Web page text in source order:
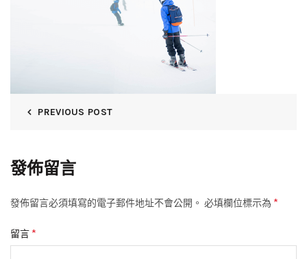
PREVIOUS POST
發佈留言
發佈留言必須填寫的電子郵件地址不會公開。 必填欄位標示為 *
留言 *